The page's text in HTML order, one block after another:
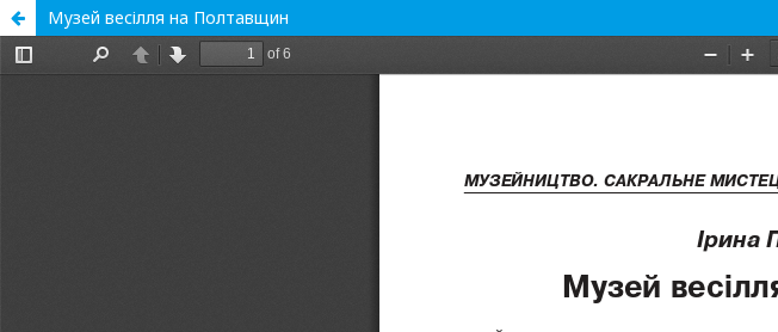
Музей весілля на Полтавщин